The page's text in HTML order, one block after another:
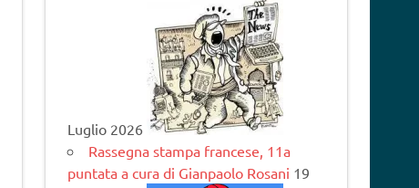
Luglio 2026
Rassegna stampa francese, 11a
puntata a cura di Gianpaolo Rosani 19